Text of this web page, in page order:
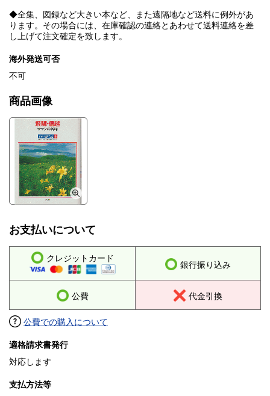
◆全集、図録など大きい本など、また遠隔地など送料に例外があ
ります。その場合には、在庫確認の連絡とあわせて送料連絡を差
し上げて注文確定を致します。
海外発送可否
不可
商品画像
お支払いについて
クレジットカード
銀行振り込み
公費 代金引換
公費での購入について
適格請求書発行
対応します
支払方法等